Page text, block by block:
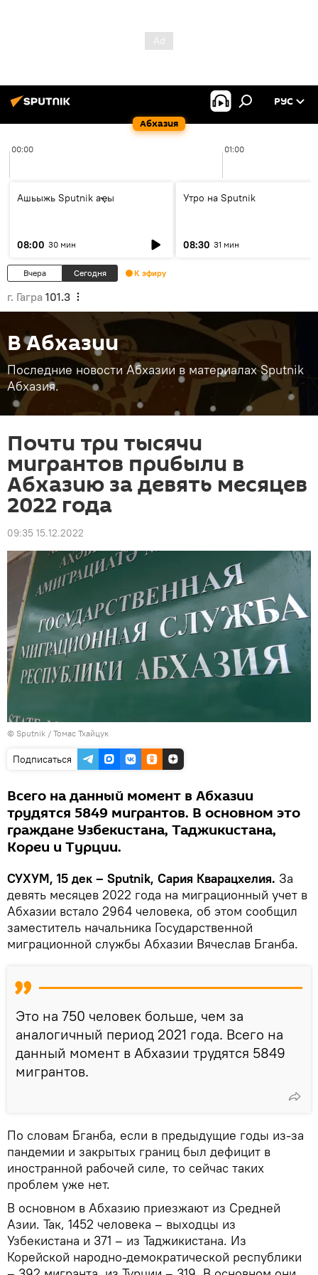
Абхазия
РУС
00:00 01:00
Ашьыжь Sputnik аҿы
08:00 30 мин
Утро на Sputnik
08:30 31 мин
Вчера Сегодня К эфиру
г. Гагра 101.3
В Абхазии
Последние новости Абхазии в материалах Sputnik
Абхазия.
Почти три тысячи
мигрантов прибыли в
Абхазию за девять месяцев
2022 года
09:35 15.12.2022
© Sputnik / Томас Тхайцук
Подписаться
Всего на данный момент в Абхазии
трудятся 5849 мигрантов. В основном это
граждане Узбекистана, Таджикистана,
Кореи и Турции.
СУХУМ, 15 дек – Sputnik, Сария Кварацхелия. За
девять месяцев 2022 года на миграционный учет в
Абхазии встало 2964 человека, об этом сообщил
заместитель начальника Государственной
миграционной службы Абхазии Вячеслав Бганба.
Это на 750 человек больше, чем за
аналогичный период 2021 года. Всего на
данный момент в Абхазии трудятся 5849
мигрантов.
По словам Бганба, если в предыдущие годы из-за
пандемии и закрытых границ был дефицит в
иностранной рабочей силе, то сейчас таких
проблем уже нет.
В основном в Абхазию приезжают из Средней
Азии. Так, 1452 человека – выходцы из
Узбекистана и 371 – из Таджикистана. Из
Корейской народно-демократической республики